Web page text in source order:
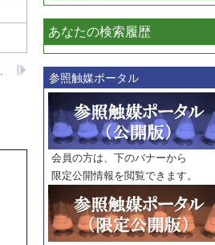
システム
必ず含む
巻・号指定
巻
号
範囲指定
巻
号～
巻
号
触媒年鑑
年度
記事種別
マーク：
マークあり
あなたの検索履歴
参照触媒ポータル
会員の方は、下のバナーから
限定公開情報を閲覧できます。